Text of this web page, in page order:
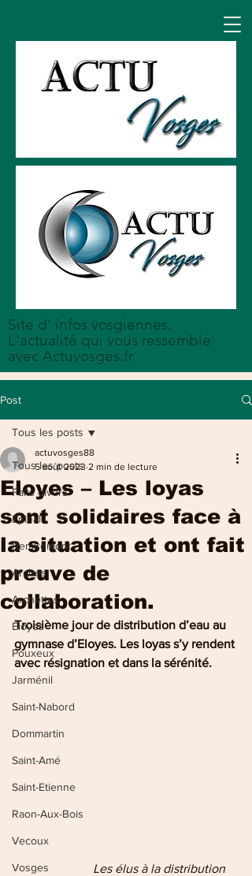
Site d' infos vosgiennes.
L'actualité qui vous ressemble
avec Actuvosges.fr
Post
Tous les posts
Faits divers
Epinal
Remiremont
Arches
Archettes
Eloyes
Pouxeux
Jarménil
Saint-Nabord
Dommartin
Saint-Amé
Saint-Etienne
Raon-Aux-Bois
Vecoux
Vosges
Tous les posts
Eloyes – Les loyas
sont solidaires face à
la situation et ont fait
preuve de
collaboration.
actuvosges88
5 août 2023 2 min de lecture
Troisième jour de distribution d’eau au
gymnase d’Eloyes. Les loyas s’y rendent
avec résignation et dans la sérénité.
       Les élus à la distribution